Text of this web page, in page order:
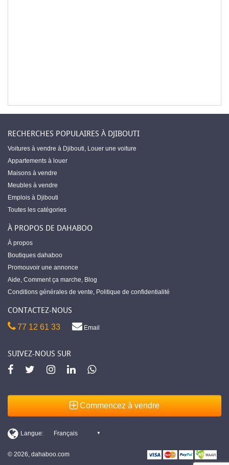
RECHERCHES POPULAIRES À DJIBOUTI
Voitures à vendre à Djibouti, Louer une voiture
Appartements à louer
Maisons à vendre
Meubles à vendre
Emplois à Djibouti
Toutes les catégories
À PROPOS DE DAHABOO
À propos
Boutiques dahaboo
Promouvoir une annonce
Aide, Comment ça marche, Blog
Conditions générales de vente, Politique de confidentialité
CONTACTEZ-NOUS
77 12 61 33 Email
SUIVEZ-NOUS SUR
Commencez à vendre
© 2026, dahaboo.com